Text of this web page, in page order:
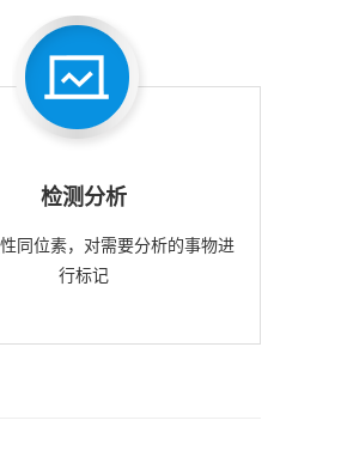
检测分析
同位素，对需要分析的事物进
行标记